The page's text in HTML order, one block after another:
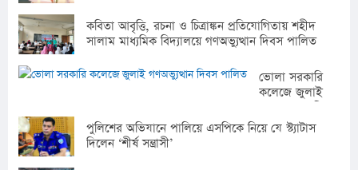
কিশোরের
বিরুদ্ধে
মামলা; আটক
কবিতা আবৃত্তি, রচনা ও চিত্রাঙ্কন প্রতিযোগিতায় শহীদ
সালাম মাধ্যমিক বিদ্যালয়ে গণঅভ্যুত্থান দিবস পালিত
ভোলা সরকারি
কলেজে জুলাই
পালিত
পুলিশের অভিযানে পালিয়ে এসপিকে নিয়ে যে স্ট্যাটাস
দিলেন ‘শীর্ষ সন্ত্রাসী’